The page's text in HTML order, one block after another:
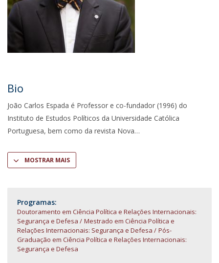
Bio
João Carlos Espada é Professor e co-fundador (1996) do
Instituto de Estudos Políticos da Universidade Católica
Portuguesa, bem como da revista Nova
MOSTRAR MAIS
Programas:
Doutoramento em Ciência Política e Relações Internacionais:
Segurança e Defesa
Mestrado em Ciência Política e
Relações Internacionais: Segurança e Defesa
Pós-
Graduação em Ciência Política e Relações Internacionais:
Segurança e Defesa